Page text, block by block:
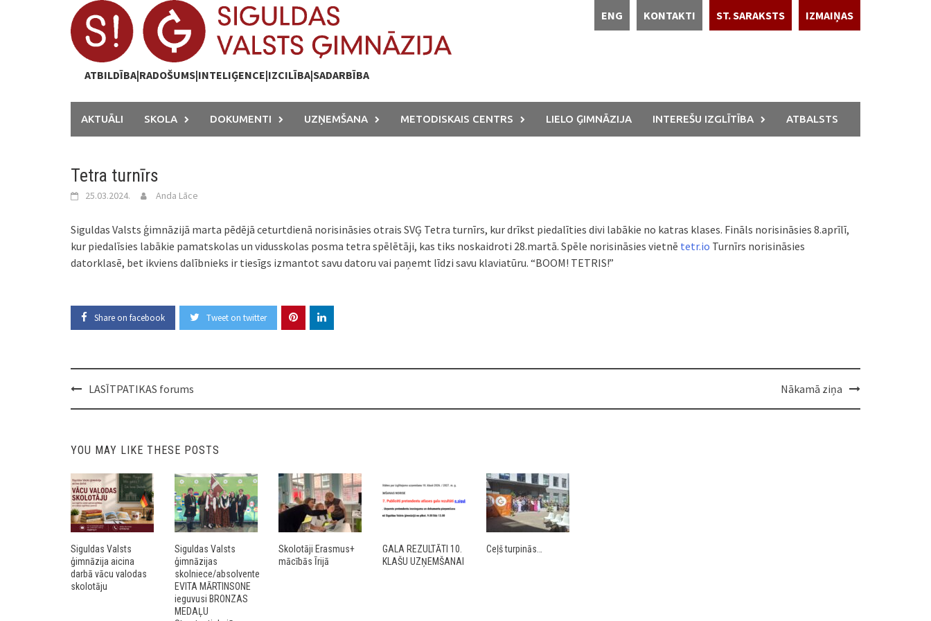
IZMAIŅAS
ST. SARAKSTS
KONTAKTI
ENG
ATBILDĪBA|RADOŠUMS|INTELIĢENCE|IZCILĪBA|SADARBĪBA
AKTUĀLI SKOLA DOKUMENTI UZŅEMŠANA METODISKAIS CENTRS LIELO ĢIMNĀZIJA INTEREŠU IZGLĪTĪBA ATBALSTS
Tetra turnīrs
25.03.2024. Anda Lāce
Siguldas Valsts ģimnāzijā marta pēdējā ceturtdienā norisināsies otrais SVĢ Tetra turnīrs, kur drīkst piedalīties divi labākie no katras klases. Fināls norisināsies 8.aprīlī,
kur piedalīsies labākie pamatskolas un vidusskolas posma tetra spēlētāji, kas tiks noskaidroti 28.martā. Spēle norisināsies vietnē tetr.io Turnīrs norisināsies
datorklasē, bet ikviens dalībnieks ir tiesīgs izmantot savu datoru vai paņemt līdzi savu klaviatūru. “BOOM! TETRIS!”
Share on facebook Tweet on twitter
PostLASĪTPATIKAS forums Nākamā ziņa
YOU MAY LIKE THESE POSTS
Siguldas Valsts
ģimnāzija aicina
darbā vācu valodas
skolotāju
Siguldas Valsts
ģimnāzijas
skolniece/absolvente
EVITA MĀRTINSONE
ieguvusi BRONZAS
MEDAĻU
Skolotāji Erasmus+
mācībās Īrijā
GALA REZULTĀTI 10.
KLAŠU UZŅEMŠANAI
Ceļš turpinās…